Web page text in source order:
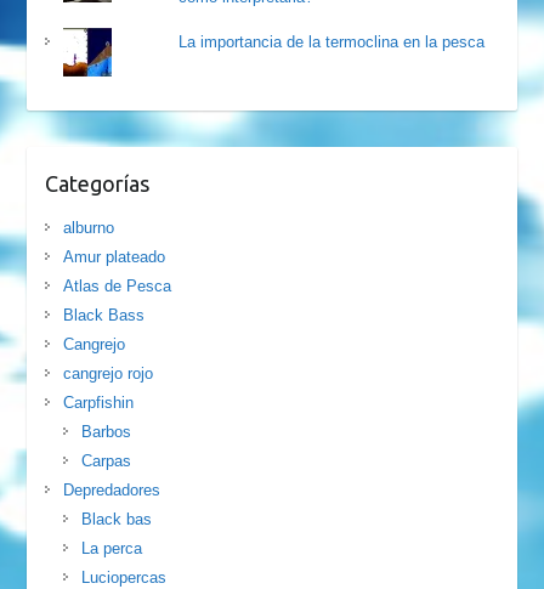
La importancia de la termoclina en la pesca
Categorías
alburno
Amur plateado
Atlas de Pesca
Black Bass
Cangrejo
cangrejo rojo
Carpfishin
Barbos
Carpas
Depredadores
Black bas
La perca
Luciopercas